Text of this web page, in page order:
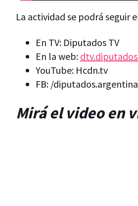
La actividad se podrá seguir
En TV: Diputados TV
En la web:
YouTube: Hcdn.tv
FB: /diputados.argentina
Mirá el video en